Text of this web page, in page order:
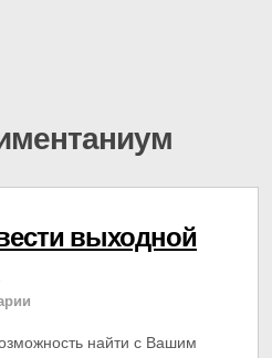
выходной
найти с Вашим